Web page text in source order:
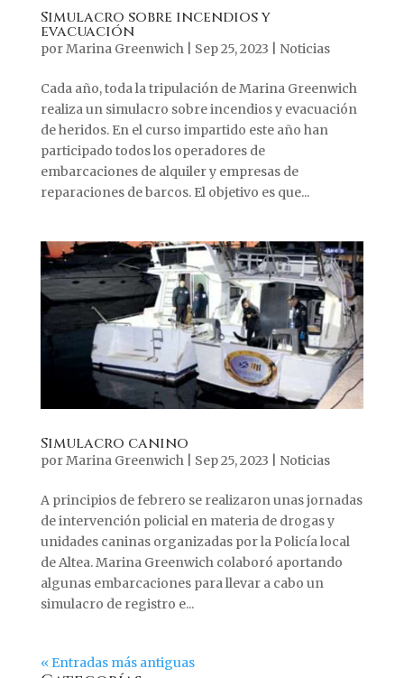
Simulacro sobre incendios y
evacuación
porMarina Greenwich| Sep 25, 2023 Noticias
Cada año, toda la tripulación de Marina Greenwich
realiza un simulacro sobre incendios y evacuación
de heridos. En el curso impartido este año han
participado todos los operadores de
embarcaciones de alquiler y empresas de
reparaciones de barcos. El objetivo es que...
Simulacro canino
porMarina Greenwich| Sep 25, 2023 Noticias
A principios de febrero se realizaron unas jornadas
de intervención policial en materia de drogas y
unidades caninas organizadas por la Policía local
de Altea. Marina Greenwich colaboró aportando
algunas embarcaciones para llevar a cabo un
simulacro de registro e...
« Entradas más antiguas